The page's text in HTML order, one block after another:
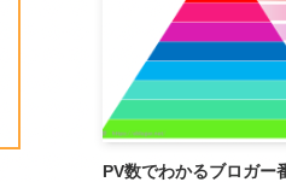
PV数でわかるブロガー